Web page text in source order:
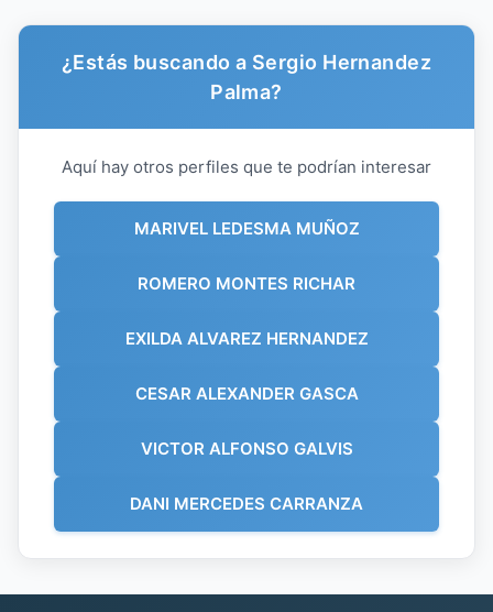
¿Estás buscando a Sergio Hernandez
Palma?
Aquí hay otros perfiles que te podrían interesar
MARIVEL LEDESMA MUÑOZ
ROMERO MONTES RICHAR
EXILDA ALVAREZ HERNANDEZ
CESAR ALEXANDER GASCA
VICTOR ALFONSO GALVIS
DANI MERCEDES CARRANZA